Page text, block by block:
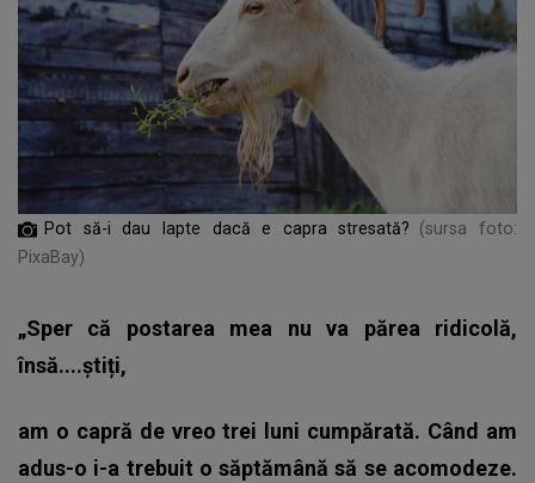
Pot să-i dau lapte dacă e capra stresată?
(sursa foto:
PixaBay)
„Sper că postarea mea nu va părea ridicolă,
însă....știți,
am o capră de vreo trei luni cumpărată. Când am
adus-o i-a trebuit o săptămână să se acomodeze.